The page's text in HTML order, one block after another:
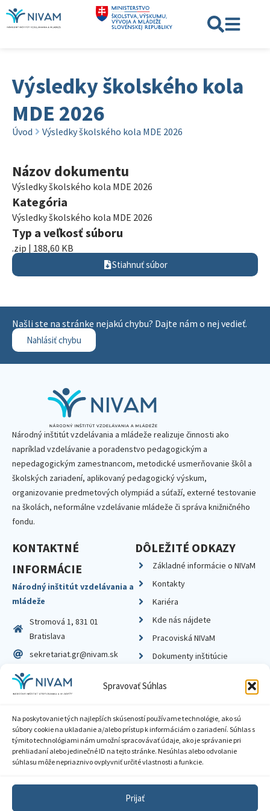
Spravovať Súhlas
Na poskytovanie tých najlepších skúseností používame technológie, ako sú
súbory cookie na ukladanie a/alebo prístup k informáciám o zariadení. Súhlas s
týmito technológiami nám umožní spracovávať údaje, ako je správanie pri
prehliadaní alebo jedinečné ID na tejto stránke. Nesúhlas alebo odvolanie
súhlasu môže nepriaznivo ovplyvniť určité vlastnosti a funkcie.
Prijať
Výsledky školského kola
MDE 2026
Úvod Výsledky školského kola MDE 2026
Názov dokumentu
Výsledky školského kola MDE 2026
Kategória
Výsledky školského kola MDE 2026
Typ a veľkosť súboru
.zip | 188,60 KB
Stiahnuť súbor
Našli ste na stránke nejakú chybu? Dajte nám o nej vedieť.
Nahlásiť chybu
Národný inštitút vzdelávania a mládeže realizuje činnosti ako
napríklad vzdelávanie a poradenstvo pedagogickým a
nepedagogickým zamestnancom, metodické usmerňovanie škôl a
školských zariadení, aplikovaný pedagogický výskum,
organizovanie predmetových olympiád a súťaží, externé testovanie
na školách, neformálne vzdelávanie mládeže či správa knižničného
fondu.
KONTAKTNÉ
INFORMÁCIE
Národný inštitút vzdelávania a
mládeže
Stromová 1, 831 01
Bratislava
sekretariat.gr@nivam.sk
IČO: 00164348
DIČ: 2020798714
DÔLEŽITÉ ODKAZY
Základné informácie o NIVaM
Kontakty
Kariéra
Kde nás nájdete
Pracoviská NIVaM
Dokumenty inštitúcie
Zásady ochrany súkromia
Sprístupnenie informácií